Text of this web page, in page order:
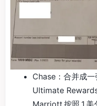
Chase：合并成一
Ultimate